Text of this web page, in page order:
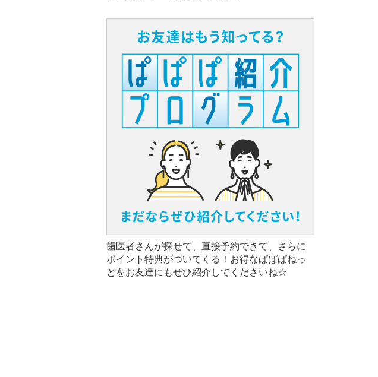
歯医者さんが探せて、直接予約できて、さらに
ポイント特典がついてくる！お得なぱぱぱねっ
とをお友達にもぜひ紹介してくださいね☆